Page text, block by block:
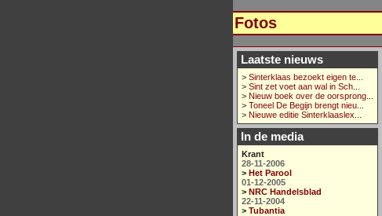
Fotos
Laatste nieuws
> Sinterklaas bezoekt eigen te
> Sint zet voet aan wal in Sch
> Nieuw boek over de oorsprong
> Toneel De Begijn brengt nieu
> Nieuwe editie Sinterklaaslex
In de media
Krant
28-11-2006
> Het Parool
01-12-2005
> NRC Handelsblad
22-11-2004
> Tubantia